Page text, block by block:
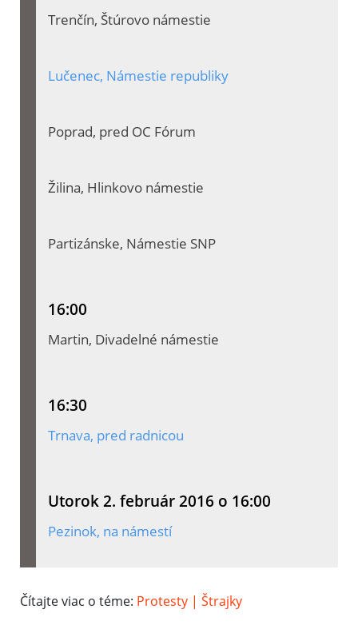
Trenčín, Štúrovo námestie
Lučenec, Námestie republiky
Poprad, pred OC Fórum
Žilina, Hlinkovo námestie
Partizánske, Námestie SNP
16:00
Martin, Divadelné námestie
16:30
Trnava, pred radnicou
Utorok 2. február 2016 o 16:00
Pezinok, na námestí
Čítajte viac o téme: Protesty | Štrajky